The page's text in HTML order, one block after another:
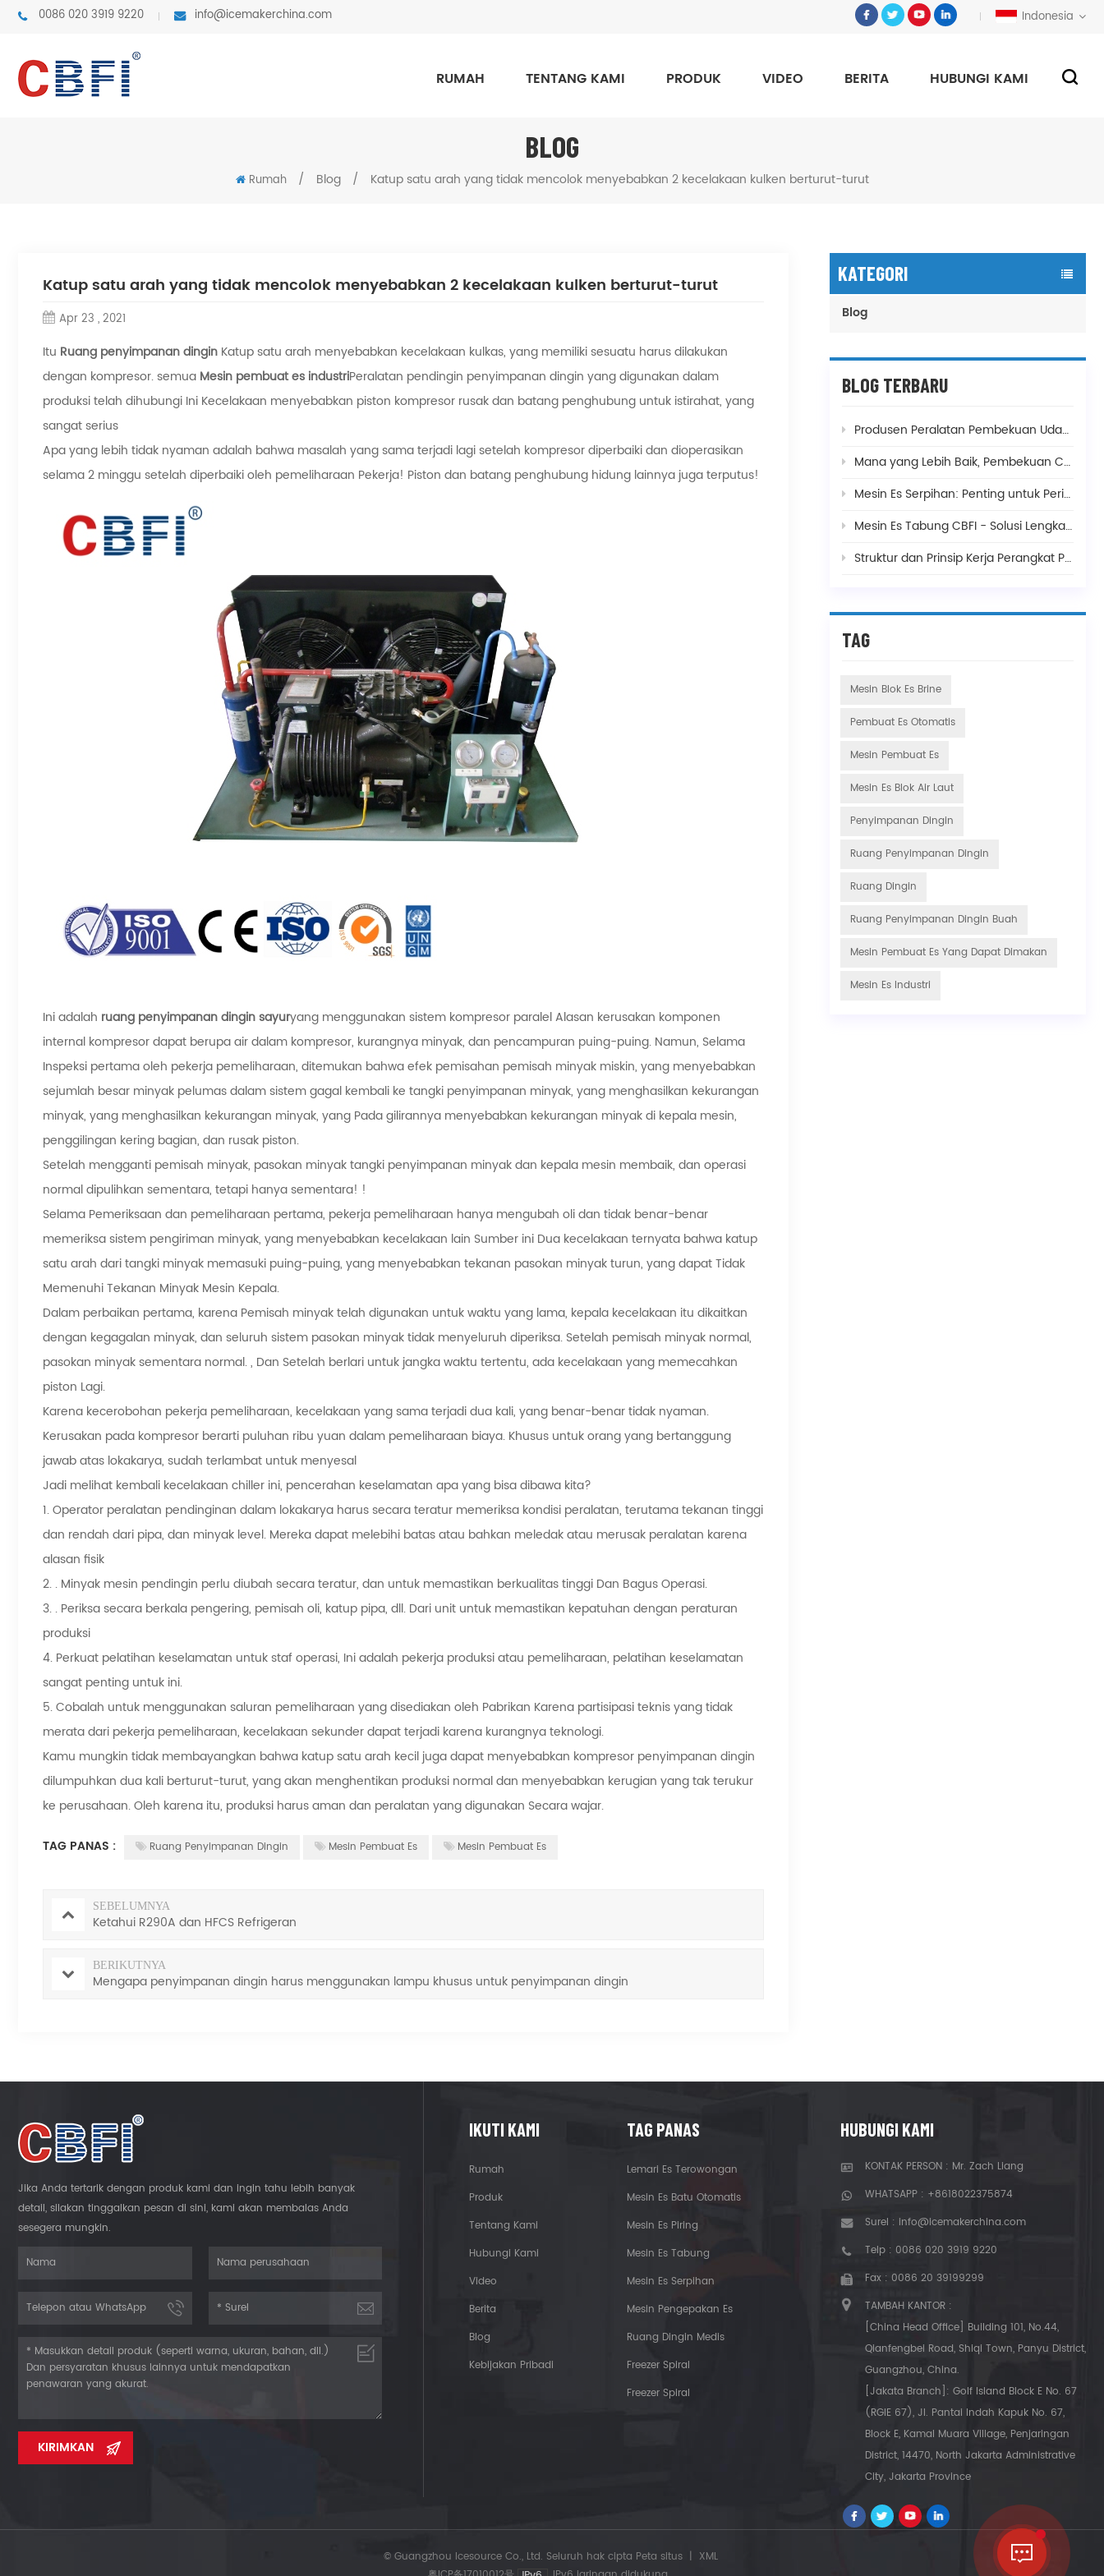
0086 020 3919 9220 info@icemakerchina.com Indonesia
RUMAH TENTANG KAMI PRODUK VIDEO BERITA HUBUNGI KAMI
BLOG
Rumah / Blog / Katup satu arah yang tidak mencolok menyebabkan 2 kecelakaan kulken berturut-turut
Katup satu arah yang tidak mencolok menyebabkan 2 kecelakaan kulken berturut-turut
Apr 23 , 2021
Itu Ruang penyimpanan dingin Katup satu arah menyebabkan kecelakaan kulkas, yang memiliki sesuatu harus dilakukan
dengan kompresor. semua Mesin pembuat es industriPeralatan pendingin penyimpanan dingin yang digunakan dalam
produksi telah dihubungi Ini Kecelakaan menyebabkan piston kompresor rusak dan batang penghubung untuk istirahat, yang
sangat serius
Apa yang lebih tidak nyaman adalah bahwa masalah yang sama terjadi lagi setelah kompresor diperbaiki dan dioperasikan
selama 2 minggu setelah diperbaiki oleh pemeliharaan Pekerja! Piston dan batang penghubung hidung lainnya juga terputus!
Ini adalah ruang penyimpanan dingin sayuryang menggunakan sistem kompresor paralel Alasan kerusakan komponen
internal kompresor dapat berupa air dalam kompresor, kurangnya minyak, dan pencampuran puing-puing. Namun, Selama
Inspeksi pertama oleh pekerja pemeliharaan, ditemukan bahwa efek pemisahan pemisah minyak miskin, yang menyebabkan
sejumlah besar minyak pelumas dalam sistem gagal kembali ke tangki penyimpanan minyak, yang menghasilkan kekurangan
minyak, yang menghasilkan kekurangan minyak, yang Pada gilirannya menyebabkan kekurangan minyak di kepala mesin,
penggilingan kering bagian, dan rusak piston.
Setelah mengganti pemisah minyak, pasokan minyak tangki penyimpanan minyak dan kepala mesin membaik, dan operasi
normal dipulihkan sementara, tetapi hanya sementara! !
Selama Pemeriksaan dan pemeliharaan pertama, pekerja pemeliharaan hanya mengubah oli dan tidak benar-benar
memeriksa sistem pengiriman minyak, yang menyebabkan kecelakaan lain Sumber ini Dua kecelakaan ternyata bahwa katup
satu arah dari tangki minyak memasuki puing-puing, yang menyebabkan tekanan pasokan minyak turun, yang dapat Tidak
Memenuhi Tekanan Minyak Mesin Kepala.
Dalam perbaikan pertama, karena Pemisah minyak telah digunakan untuk waktu yang lama, kepala kecelakaan itu dikaitkan
dengan kegagalan minyak, dan seluruh sistem pasokan minyak tidak menyeluruh diperiksa. Setelah pemisah minyak normal,
pasokan minyak sementara normal. , Dan Setelah berlari untuk jangka waktu tertentu, ada kecelakaan yang memecahkan
piston Lagi.
Karena kecerobohan pekerja pemeliharaan, kecelakaan yang sama terjadi dua kali, yang benar-benar tidak nyaman.
Kerusakan pada kompresor berarti puluhan ribu yuan dalam pemeliharaan biaya. Khusus untuk orang yang bertanggung
jawab atas lokakarya, sudah terlambat untuk menyesal
Jadi melihat kembali kecelakaan chiller ini, pencerahan keselamatan apa yang bisa dibawa kita?
1. Operator peralatan pendinginan dalam lokakarya harus secara teratur memeriksa kondisi peralatan, terutama tekanan tinggi
dan rendah dari pipa, dan minyak level. Mereka dapat melebihi batas atau bahkan meledak atau merusak peralatan karena
alasan fisik
2. . Minyak mesin pendingin perlu diubah secara teratur, dan untuk memastikan berkualitas tinggi Dan Bagus Operasi.
3. . Periksa secara berkala pengering, pemisah oli, katup pipa, dll. Dari unit untuk memastikan kepatuhan dengan peraturan
produksi
4. Perkuat pelatihan keselamatan untuk staf operasi, Ini adalah pekerja produksi atau pemeliharaan, pelatihan keselamatan
sangat penting untuk ini.
5. Cobalah untuk menggunakan saluran pemeliharaan yang disediakan oleh Pabrikan Karena partisipasi teknis yang tidak
merata dari pekerja pemeliharaan, kecelakaan sekunder dapat terjadi karena kurangnya teknologi.
Kamu mungkin tidak membayangkan bahwa katup satu arah kecil juga dapat menyebabkan kompresor penyimpanan dingin
dilumpuhkan dua kali berturut-turut, yang akan menghentikan produksi normal dan menyebabkan kerugian yang tak terukur
ke perusahaan. Oleh karena itu, produksi harus aman dan peralatan yang digunakan Secara wajar.
TAG PANAS : Ruang Penyimpanan Dingin Mesin Pembuat Es Mesin Pembuat Es
SEBELUMNYA
Ketahui R290A dan HFCS Refrigeran
BERIKUTNYA
Mengapa penyimpanan dingin harus menggunakan lampu khusus untuk penyimpanan dingin
KATEGORI
Blog
BLOG TERBARU
Produsen Peralatan Pembekuan Udang dan Suhu Pembekuan
Mana yang Lebih Baik, Pembekuan Cepat Spiral Ganda atau Spiral Tunggal, dan Apa Bedanya?
Mesin Es Serpihan: Penting untuk Perikanan, Pencampuran Beton, dan Pembuatan Makanan
Mesin Es Tabung CBFI - Solusi Lengkap Kebutuhan Produksi Es Anda
Struktur dan Prinsip Kerja Perangkat Pembekuan Cepat Umum
TAG
Mesin Blok Es Brine
Pembuat Es Otomatis
Mesin Pembuat Es
Mesin Es Blok Air Laut
Penyimpanan Dingin
Ruang Penyimpanan Dingin
Ruang Dingin
Ruang Penyimpanan Dingin Buah
Mesin Pembuat Es Yang Dapat Dimakan
Mesin Es Industri
Jika Anda tertarik dengan produk kami dan ingin tahu lebih banyak
detail, silakan tinggalkan pesan di sini, kami akan membalas Anda
sesegera mungkin.
IKUTI KAMI
Rumah
Produk
Tentang Kami
Hubungi Kami
Video
Berita
Blog
Kebijakan Pribadi
TAG PANAS
Lemari Es Terowongan
Mesin Es Batu Otomatis
Mesin Es Piring
Mesin Es Tabung
Mesin Es Serpihan
Mesin Pengepakan Es
Ruang Dingin Medis
Freezer Spiral
Freezer Spiral
HUBUNGI KAMI
KONTAK PERSON : Mr. Zach Liang
WHATSAPP : +8618022375874
Surel : info@icemakerchina.com
Telp : 0086 020 3919 9220
Fax : 0086 20 39199299
TAMBAH KANTOR :
[China Head Office] Building 101, No.44,
Qianfengbei Road, Shiqi Town, Panyu District,
Guangzhou, China.
[Jakata Branch]: Golf Island Block E No. 67
(RGIE 67), Jl. Pantai Indah Kapuk No. 67,
Block E, Kamal Muara Village, Penjaringan
District, 14470, North Jakarta Administrative
City, Jakarta Province
© Guangzhou Icesource Co., Ltd. Seluruh hak cipta Peta situs | XML